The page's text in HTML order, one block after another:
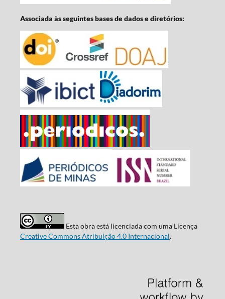
Associada às seguintes bases de dados e diretórios:
Esta obra está licenciada com uma Licença
Creative Commons Atribuição 4.0 Internacional.